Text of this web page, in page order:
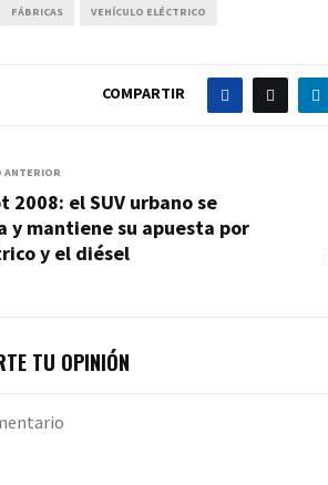
FÁBRICAS VEHÍCULO ELÉCTRICO
COMPARTIR
ANTERIOR
2008: el SUV urbano se
y mantiene su apuesta por
y el diésel
TU OPINIÓN